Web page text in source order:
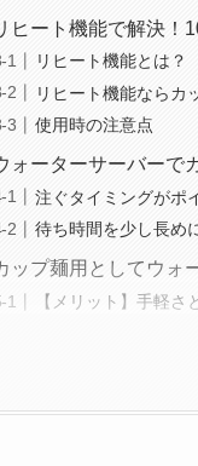
ヒート機能で解決！
リヒート機能とは？
リヒート機能ならカ
使用時の注意点
ォーターサーバーで
注ぐタイミングがポ
待ち時間を少し長め
ップ麺用としてウォ
【メリット】手軽さ